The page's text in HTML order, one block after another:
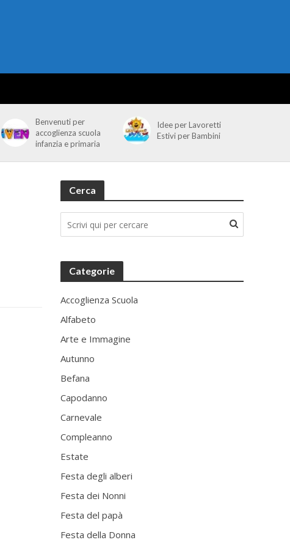
Benvenuti per
accoglienza scuola
infanzia e primaria
Idee per Lavoretti
Estivi per Bambini
Cerca
Categorie
Accoglienza Scuola
Alfabeto
Arte e Immagine
Autunno
Befana
Capodanno
Carnevale
Compleanno
Estate
Festa degli alberi
Festa dei Nonni
Festa del papà
Festa della Donna